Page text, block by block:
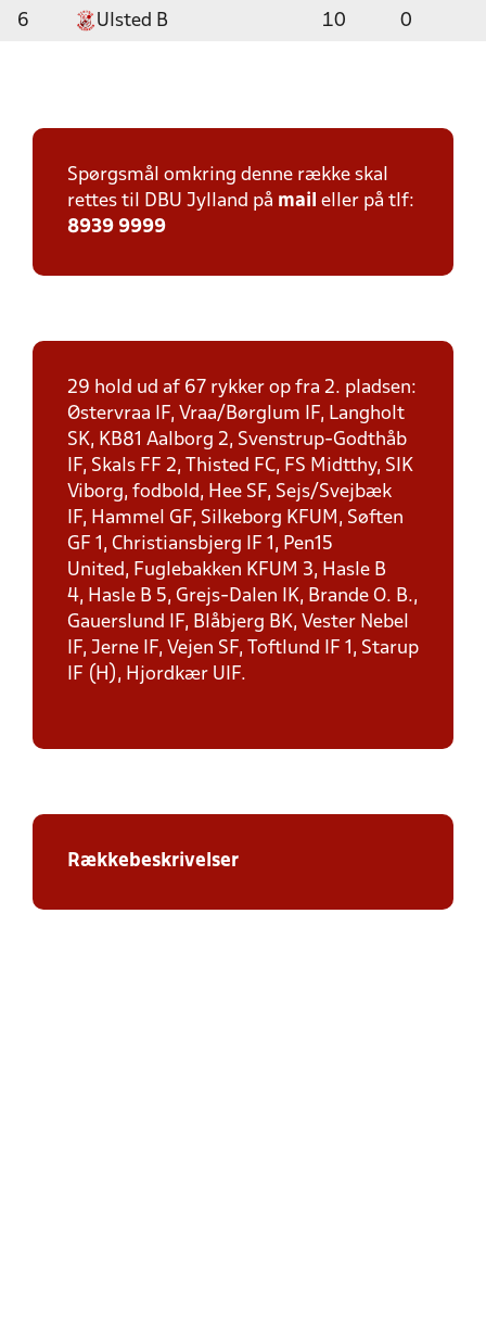
6 Ulsted B 10 0
Spørgsmål omkring denne række skal
rettes til DBU Jylland på mail eller på tlf:
8939 9999
29 hold ud af 67 rykker op fra 2. pladsen:
Østervraa IF, Vraa/Børglum IF, Langholt
SK, KB81 Aalborg 2, Svenstrup-Godthåb
IF, Skals FF 2, Thisted FC, FS Midtthy, SIK
Viborg, fodbold, Hee SF, Sejs/Svejbæk
IF, Hammel GF, Silkeborg KFUM, Søften
GF 1, Christiansbjerg IF 1, Pen15
United, Fuglebakken KFUM 3, Hasle B
4, Hasle B 5, Grejs-Dalen IK, Brande O. B.,
Gauerslund IF, Blåbjerg BK, Vester Nebel
IF, Jerne IF, Vejen SF, Toftlund IF 1, Starup
IF (H), Hjordkær UIF.
Rækkebeskrivelser